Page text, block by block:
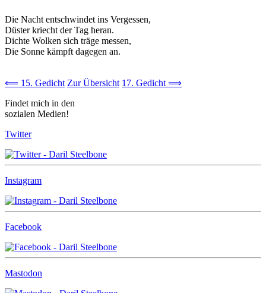
Die Nacht entschwindet ins Vergessen,
Düster kriecht der Tag heran.
Dichte Wolken sich träge messen,
Die Sonne kämpft dagegen an.
⟸ 15. Gedicht Zur Übersicht 17. Gedicht ⟹
Findet mich in den
sozialen Medien!
Twitter
Instagram
Facebook
Mastodon